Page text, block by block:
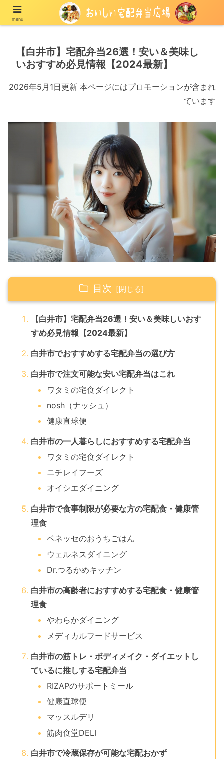
宅配の冷凍弁当や冷蔵弁当を紹介する情報メディア
【白井市】宅配弁当26選！安い＆美味し
いおすすめ必見情報【2024最新】
2026年5月1日更新 本ページにはプロモーションが含まれ
ています
目次
【白井市】宅配弁当26選！安い＆美味しいおす
すめ必見情報【2024最新】
白井市でおすすめする宅配弁当の選び方
白井市で注文可能な安い宅配弁当はこれ
ワタミの宅食ダイレクト
nosh（ナッシュ）
健康直球便
白井市の一人暮らしにおすすめする宅配弁当
ワタミの宅食ダイレクト
ニチレイフーズ
オイシエダイニング
白井市で食事制限が必要な方の宅配食・健康管
理食
ベネッセのおうちごはん
ウェルネスダイニング
Dr.つるかめキッチン
白井市の高齢者におすすめする宅配食・健康管
理食
やわらかダイニング
メディカルフードサービス
白井市の筋トレ・ボディメイク・ダイエットし
ているに推しする宅配弁当
RIZAPのサポートミール
健康直球便
マッスルデリ
筋肉食堂DELI
白井市で冷蔵保存が可能な宅配おかず
menu